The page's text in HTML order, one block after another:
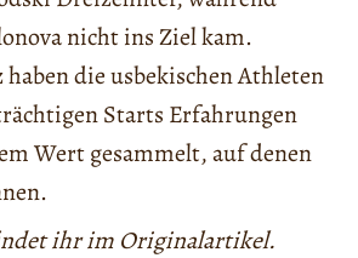
nicht ins Ziel kam.
die usbekischen Athleten
Starts Erfahrungen
Wert gesammelt, auf denen
ihr im Originalartikel.